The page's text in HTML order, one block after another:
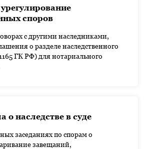
споров
с другими наследниками,
о разделе наследственного
ГК РФ) для нотариального
о наследстве в суде
заседаниях по спорам о
завещаний,